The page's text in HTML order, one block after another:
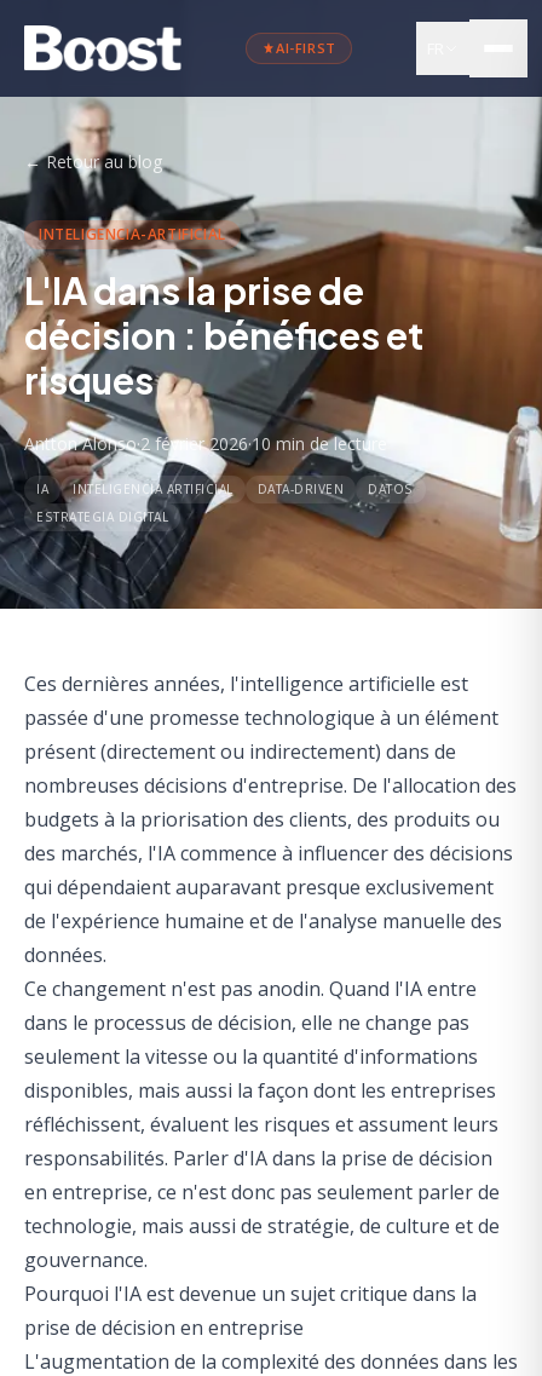
AI-FIRST
←Retour au blog
INTELIGENCIA-ARTIFICIAL
L'IA dans la prise de
décision : bénéfices et
risques
Antton Alonso·2 février 2026·10 min de lecture
IA INTELIGENCIA ARTIFICIAL DATA-DRIVEN
DATOS
ESTRATEGIA DIGITAL
Ces dernières années, l'intelligence artificielle est
passée d'une promesse technologique à un élément
présent (directement ou indirectement) dans de
nombreuses décisions d'entreprise. De l'allocation des
budgets à la priorisation des clients, des produits ou
des marchés, l'IA commence à influencer des décisions
qui dépendaient auparavant presque exclusivement
de l'expérience humaine et de l'analyse manuelle des
données.
Ce changement n'est pas anodin. Quand l'IA entre
dans le processus de décision, elle ne change pas
seulement la vitesse ou la quantité d'informations
disponibles, mais aussi la façon dont les entreprises
réfléchissent, évaluent les risques et assument leurs
responsabilités. Parler d'IA dans la prise de décision
en entreprise, ce n'est donc pas seulement parler de
technologie, mais aussi de stratégie, de culture et de
gouvernance.
Pourquoi l'IA est devenue un sujet critique dans la
prise de décision en entreprise
L'augmentation de la complexité des données dans les